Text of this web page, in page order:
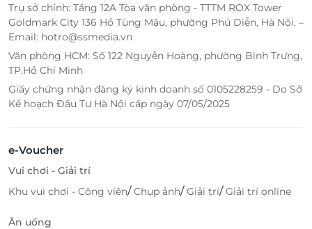
Trụ sở chính: Tầng 12A Tòa văn phòng - TTTM ROX Tower
Goldmark City 136 Hồ Tùng Mậu, phường Phú Diễn, Hà Nội. –
Email: hotro@ssmedia.vn
Văn phòng HCM: Số 122 Nguyễn Hoàng, phường Bình Trưng,
TP.Hồ Chí Minh
Giấy chứng nhận đăng ký kinh doanh số 0105228259 - Do Sở
Kế hoạch Đầu Tư Hà Nội cấp ngày 07/05/2025
e-Voucher
Vui chơi - Giải trí
Khu vui chơi - Công viên/Chụp ảnh/Giải trí/Giải trí online
Ăn uống